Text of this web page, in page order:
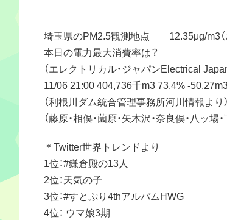
埼玉県のPM2.5観測地点 12.35μg/m3（
本日の電力最大消費率は？
（エレクトリカル・ジャパンElectrical
11/06 21:00 404,736千m3 73.4% -
（利根川ダム統合管理事務所河川情報より）
（藤原・相俣・薗原・矢木沢・奈良俣・八ッ
＊Twitter世界トレンドより
1位：#鎌倉殿の13人
2位：天気の子
3位：#すとぷり4thアルバムHWG
4位： ウマ娘3期